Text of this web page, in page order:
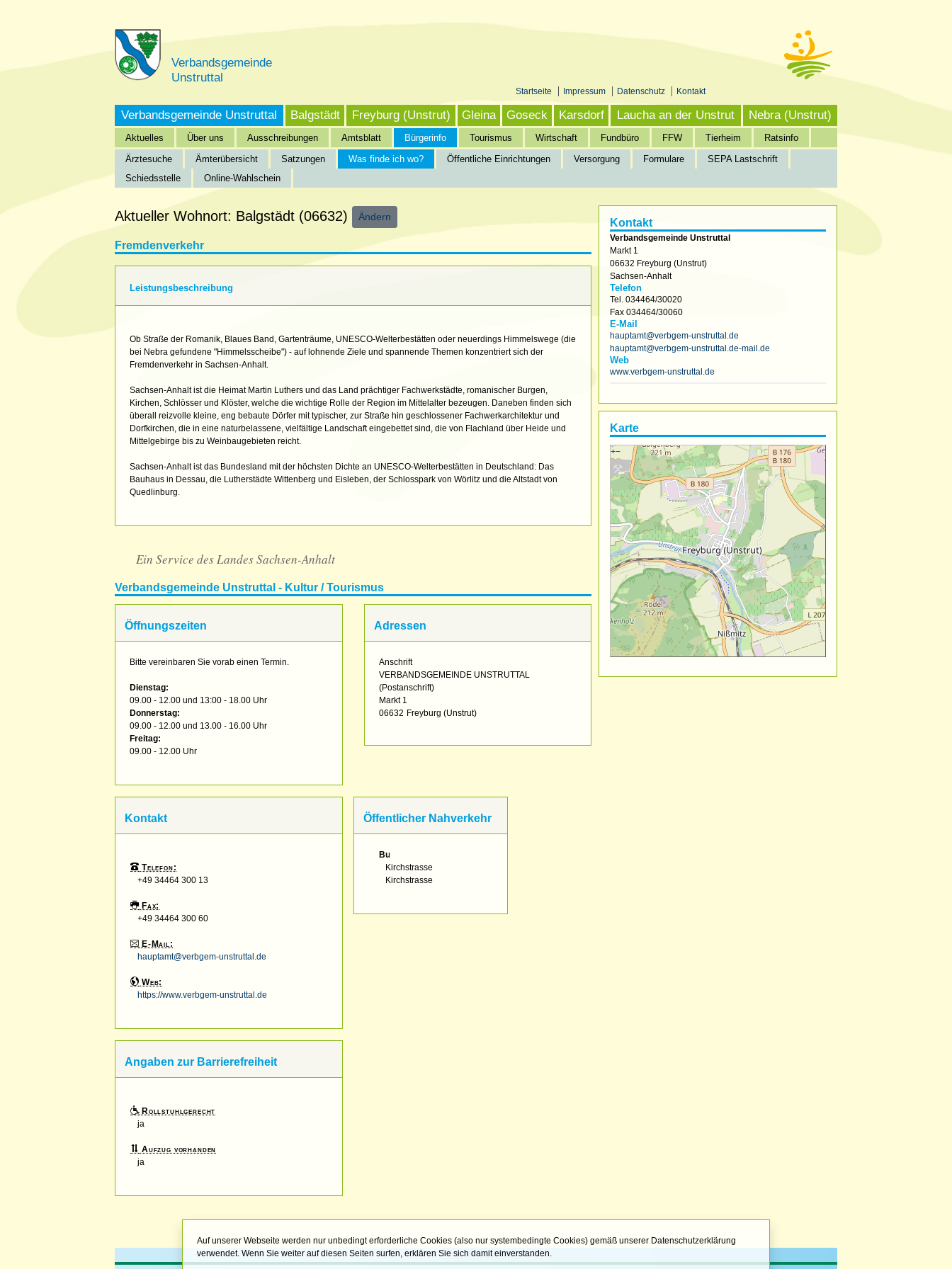
Auf unserer Webseite werden nur unbedingt erforderliche Cookies (also nur systembedingte Cookies) gemäß unserer Datenschutzerklärung
verwendet. Wenn Sie weiter auf diesen Seiten surfen, erklären Sie sich damit einverstanden.
Verbandsgemeinde
Unstruttal
Startseite Impressum Datenschutz Kontakt
Verbandsgemeinde Unstruttal
Aktuelles Über uns Ausschreibungen Amtsblatt
Bürgerinfo
Ärztesuche
Ämterübersicht Satzungen Was finde ich wo? Öffentliche Einrichtungen Versorgung Formulare
SEPA Lastschrift
Schiedsstelle
Online-Wahlschein
Tourismus Wirtschaft Fundbüro FFW Tierheim Ratsinfo
Balgstädt Freyburg (Unstrut) Gleina Goseck Karsdorf Laucha an der Unstrut Nebra (Unstrut)
Startseite»Verbandsgemeinde Unstruttal»
Kontakt
Verbandsgemeinde Unstruttal
Markt 1
06632 Freyburg (Unstrut)
Sachsen-Anhalt
Telefon
Tel. 034464/30020
Fax 034464/30060
E-Mail
hauptamt@verbgem-unstruttal.de
hauptamt@verbgem-unstruttal.de-mail.de
Web
www.verbgem-unstruttal.de
Karte
+−
Aktueller Wohnort: Balgstädt (06632) Ändern
Fremdenverkehr
Leistungsbeschreibung
Ob Straße der Romanik, Blaues Band, Gartenträume, UNESCO-Welterbestätten oder neuerdings Himmelswege (die
bei Nebra gefundene "Himmelsscheibe") - auf lohnende Ziele und spannende Themen konzentriert sich der
Fremdenverkehr in Sachsen-Anhalt.
Sachsen-Anhalt ist die Heimat Martin Luthers und das Land prächtiger Fachwerkstädte, romanischer Burgen,
Kirchen, Schlösser und Klöster, welche die wichtige Rolle der Region im Mittelalter bezeugen. Daneben finden sich
überall reizvolle kleine, eng bebaute Dörfer mit typischer, zur Straße hin geschlossener Fachwerkarchitektur und
Dorfkirchen, die in eine naturbelassene, vielfältige Landschaft eingebettet sind, die von Flachland über Heide und
Mittelgebirge bis zu Weinbaugebieten reicht.
Sachsen-Anhalt ist das Bundesland mit der höchsten Dichte an UNESCO-Welterbestätten in Deutschland: Das
Bauhaus in Dessau, die Lutherstädte Wittenberg und Eisleben, der Schlosspark von Wörlitz und die Altstadt von
Quedlinburg.
Ein Service des Landes Sachsen-Anhalt
Verbandsgemeinde Unstruttal - Kultur / Tourismus
Öffnungszeiten
Bitte vereinbaren Sie vorab einen Termin.
Dienstag:
09.00 - 12.00 und 13:00 - 18.00 Uhr
Donnerstag:
09.00 - 12.00 und 13.00 - 16.00 Uhr
Freitag:
09.00 - 12.00 Uhr
Adressen
Anschrift
VERBANDSGEMEINDE UNSTRUTTAL
(Postanschrift)
Markt 1
06632 Freyburg (Unstrut)
Kontakt
Telefon:
+49 34464 300 13
Fax:
+49 34464 300 60
E-Mail:
hauptamt@verbgem-unstruttal.de
Web:
https://www.verbgem-unstruttal.de
Öffentlicher Nahverkehr
Bus:
Kirchstrasse
Kirchstrasse
Angaben zur Barrierefreiheit
Rollstuhlgerecht
ja
Aufzug vorhanden
ja